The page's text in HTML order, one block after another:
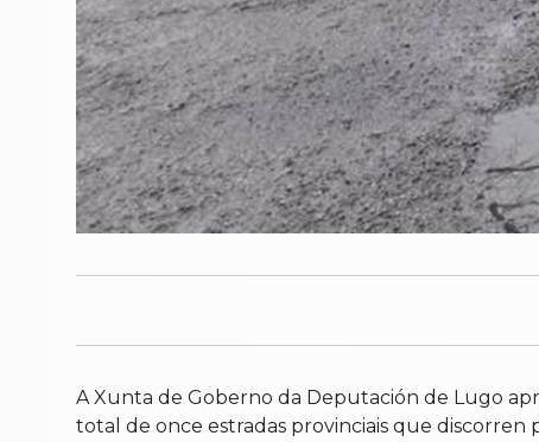
A Xunta de Goberno da Deputación de Lugo
total de once estradas provinciais que discorren